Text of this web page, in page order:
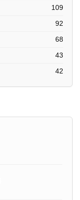
109
92
68
43
42